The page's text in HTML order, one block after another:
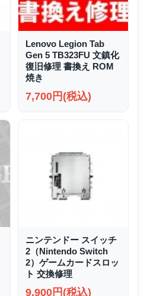
Lenovo Legion Tab
Gen 5 TB323FU 文鎮化
復旧修理 書換え ROM
焼き
7,700円(税込)
ニンテンドー スイッチ
2（Nintendo Switch
2）ゲームカードスロッ
ト 交換修理
9,900円(税込)